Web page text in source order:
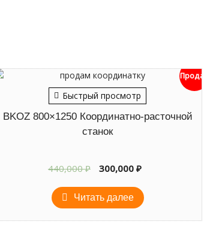
Быстрый просмотр
Продан
BKOZ 800×1250 Координатно-расточной
станок
440,000₽
Первоначальная
составляла
440,000 ₽.
300,000 ₽
Читать далее